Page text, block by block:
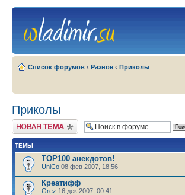
Список форумов ‹ Разное ‹ Приколы
Приколы
Новая тема
ТЕМЫ
TOP100 анекдотов!
UniCo 08 фев 2007, 18:56
Креатифф
Grez 16 дек 2007, 00:41